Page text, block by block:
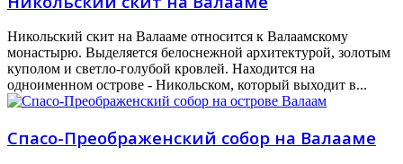
Никольский скит на Валааме относится к Валаамскому
монастырю. Выделяется белоснежной архитектурой, золотым
куполом и светло-голубой кровлей. Находится на
одноименном острове - Никольском, который выходит в...
Спасо-Преображенский собор на Валааме